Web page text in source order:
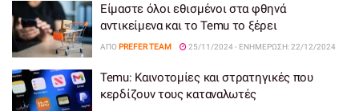
Είμαστε όλοι εθισμένοι στα φθηνά
αντικείμενα και το Temu το ξέρει
ΑΠΌ PREFER TEAM 25/11/2024 - ΕΝΗΜΈΡΩΣΗ: 22/12/2024
Temu: Καινοτομίες και στρατηγικές που
κερδίζουν τους καταναλωτές